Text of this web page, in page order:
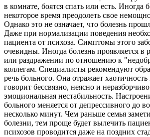
в комнате, боятся спать или есть. Иногда
некоторое время преодолеть свое
Однако это не означает, что болезнь
Даже при нормализации поведения
пациента от психоза. Симптомы этого
очевидны. Иногда болезнь проявляется в
или раздражении по отношению к
коллегам. Специалисты рекомендуют
речь больного. Она отражает
говорит бессвязно, неясно и
эмоциональная нестабильность.
больного меняется от депрессивного до
несколько минут. Чем раньше семья
болезни, тем проще будет вылечить
психозов проводится даже на поздних